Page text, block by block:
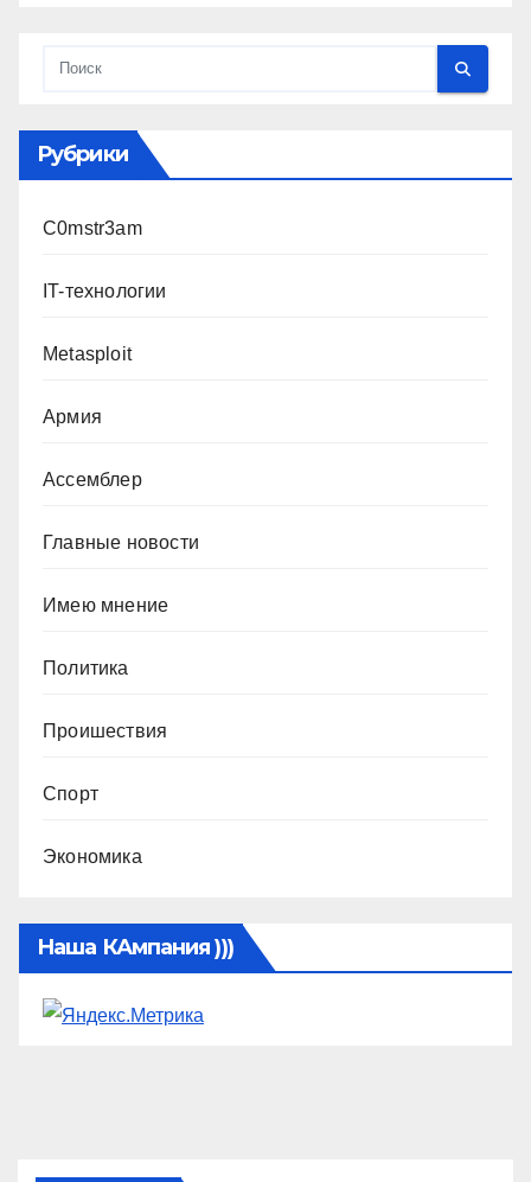
Рубрики
C0mstr3am
IT-технологии
Metasploit
Армия
Ассемблер
Главные новости
Имею мнение
Политика
Проишествия
Спорт
Экономика
Наша КАмпания )))